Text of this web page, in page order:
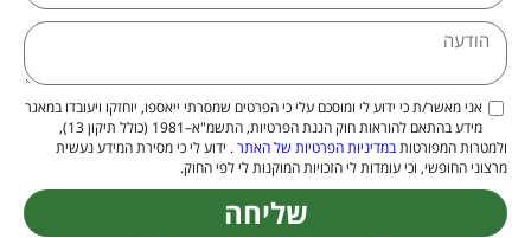
אני מאשר/ת כי ידוע לי ומוסכם עלי כי הפרטים שמסרתי ייאספו, יוחזקו ויעובדו במאגר
מידע בהתאם להוראות חוק הגנת הפרטיות, התשמ"א–1981 (כולל תיקון 13),
ולמטרות המפורטותבמדיניות הפרטיות של האתר. ידוע לי כי מסירת המידע נעשית
מרצוני החופשי, וכי עומדות לי הזכויות המוקנות לי לפי החוק.
שליחה